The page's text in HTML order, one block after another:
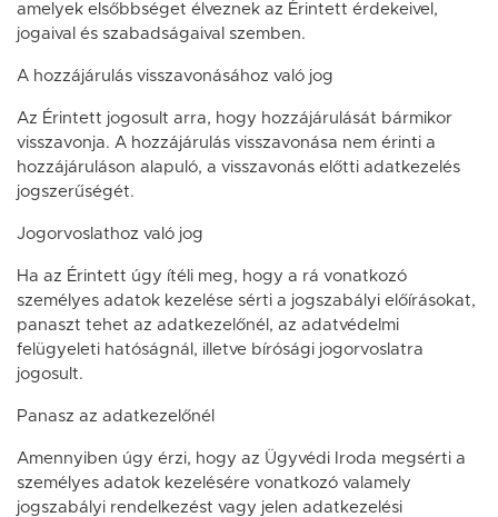
amelyek elsőbbséget élveznek az Érintett érdekeivel,
jogaival és szabadságaival szemben.
A hozzájárulás visszavonásához való jog
Az Érintett jogosult arra, hogy hozzájárulását bármikor
visszavonja. A hozzájárulás visszavonása nem érinti a
hozzájáruláson alapuló, a visszavonás előtti adatkezelés
jogszerűségét.
Jogorvoslathoz való jog
Ha az Érintett úgy ítéli meg, hogy a rá vonatkozó
személyes adatok kezelése sérti a jogszabályi előírásokat,
panaszt tehet az adatkezelőnél, az adatvédelmi
felügyeleti hatóságnál, illetve bírósági jogorvoslatra
jogosult.
Panasz az adatkezelőnél
Amennyiben úgy érzi, hogy az Ügyvédi Iroda megsérti a
személyes adatok kezelésére vonatkozó valamely
jogszabályi rendelkezést vagy jelen adatkezelési